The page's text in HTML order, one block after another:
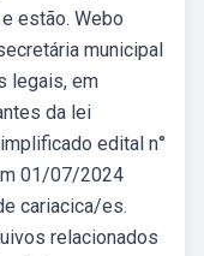
estão. Webo
municipal
legais, em
da lei
edital n°
01/07/2024
cariacica/es.
relacionados